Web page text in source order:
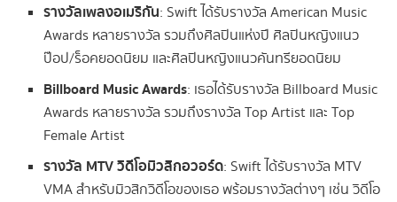
รางวัลเพลงอเมริกัน: Swift ได้รับรางวัล American Music
Awards หลายรางวัล รวมถึงศิลปินแห่งปี ศิลปินหญิงแนว
ป๊อป/ร็อคยอดนิยม และศิลปินหญิงแนวคันทรียอดนิยม
Billboard Music Awards: เธอได้รับรางวัล Billboard Music
Awards หลายรางวัล รวมถึงรางวัล Top Artist และ Top
Female Artist
รางวัล MTV วิดีโอมิวสิกอวอร์ด: Swift ได้รับรางวัล MTV
VMA สำหรับมิวสิกวิดีโอของเธอ พร้อมรางวัลต่างๆ เช่น วิดีโอ